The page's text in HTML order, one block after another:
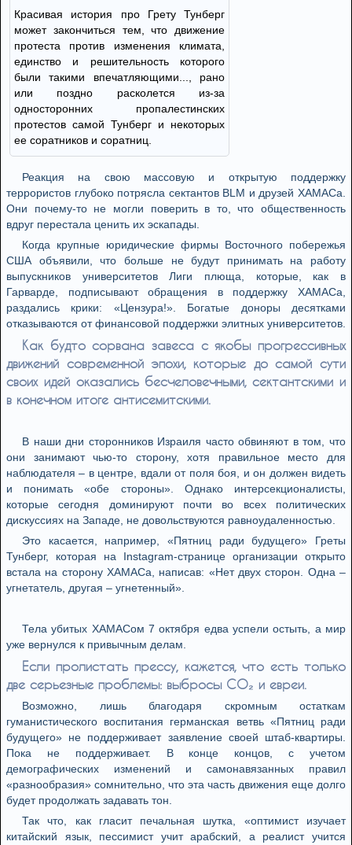
Красивая история про Грету Тунберг
может закончиться тем, что движение
протеста против изменения климата,
единство и решительность которого
были такими впечатляющими..., рано
или поздно расколется из-за
односторонних пропалестинских
протестов самой Тунберг и некоторых
ее соратников и соратниц.
Реакция на свою массовую и открытую поддержку
террористов глубоко потрясла сектантов BLM и друзей ХАМАСа.
Они почему-то не могли поверить в то, что общественность
вдруг перестала ценить их эскапады.
Когда крупные юридические фирмы Восточного побережья
США объявили, что больше не будут принимать на работу
выпускников университетов Лиги плюща, которые, как в
Гарварде, подписывают обращения в поддержку ХАМАСа,
раздались крики: «Цензура!». Богатые доноры десятками
отказываются от финансовой поддержки элитных университетов.
Как будто сорвана завеса с якобы прогрессивных
движений современной эпохи, которые до самой сути
своих идей оказались бесчеловечными, сектантскими и
в конечном итоге антисемитскими.
В наши дни сторонников Израиля часто обвиняют в том, что
они занимают чью-то сторону, хотя правильное место для
наблюдателя – в центре, вдали от поля боя, и он должен видеть
и понимать «обе стороны». Однако интерсекционалисты,
которые сегодня доминируют почти во всех политических
дискуссиях на Западе, не довольствуются равноудаленностью.
Это касается, например, «Пятниц paди будущего» Греты
Тунберг, которая на Instagram-странице организации открыто
встала на сторону ХАМАСа, написав: «Нет двух сторон. Одна –
угнетатель, другая – угнетенный».
Тела убитых ХАМАСом 7 октября едва успели остыть, а мир
уже вернулся к привычным делам.
Если пролистать прессу, кажется, что есть только
две серьезные проблемы: выбросы СО₂ и евреи.
Возможно, лишь благодаря скромным остаткам
гуманистического воспитания германская ветвь «Пятниц paди
будущего» не поддерживает заявление своей штаб-квартиры.
Пока не поддерживает. В конце концов, c учeтoм
демографическиx изменений и самонавязанныx правил
«разнообразия» сомнительно, что эта часть движения еще долго
будет продолжать задавать тон.
Так что, как гласит печальная шутка, «оптимист изучает
китайский язык, пессимист учит арабский, а реалист учится